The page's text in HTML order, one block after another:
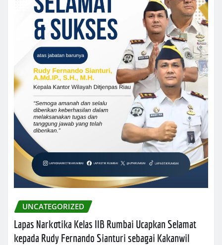
UNCATEGORIZED
Lapas Narkotika Kelas IIB Rumbai Ucapkan Selamat
kepada Rudy Fernando Sianturi sebagai Kakanwil